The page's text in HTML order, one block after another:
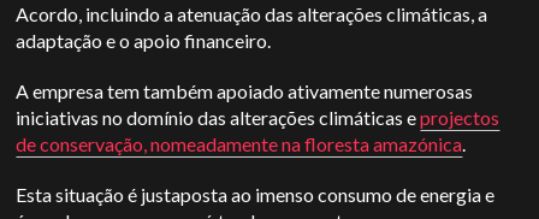
Acordo, incluindo a atenuação das alterações climáticas, a
adaptação e o apoio financeiro.
A empresa tem também apoiado ativamente numerosas
iniciativas no domínio das alterações climáticas eprojectos
de conservação, nomeadamente na floresta amazónica.
Esta situação é justaposta ao imenso consumo de energia e